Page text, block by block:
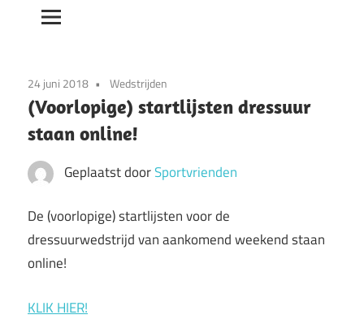
24 juni 2018 Wedstrijden
(Voorlopige) startlijsten dressuur
staan online!
Geplaatst doorSportvrienden
De (voorlopige) startlijsten voor de
dressuurwedstrijd van aankomend weekend staan
online!
KLIK HIER!